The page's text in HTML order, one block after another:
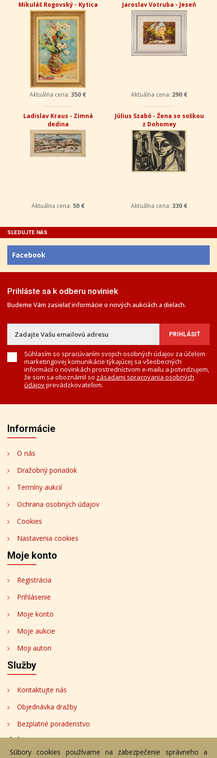
Jozef Ilečko - Krajina
Aktuálna cena: 150 €
Róbert Jiran - Basista
Aktuálna cena:1 090 €
Ivan Štubňa - Dve holubičky
Aktuálna cena: 190 €
Vasiľ Vovčok - Mesto
Aktuálna cena: 500 €
SLEDUJTE NÁS
Facebook
Prihláste sa k odberu noviniek
Budeme Vám zasielať informácie o nových aukciách a dielach.
Súhlasím so spracúvaním svojich osobných údajov za účelom
marketingovej komunikácie týkajúcej sa všeobecných
informácií o novinkách prostredníctvom e-mailu a potvrdzujem,
že som sa oboznámil so zásadami spracovania osobných
údajovprevádzkovateľom.
Informácie
O nás
Dražobný poriadok
Termíny aukcií
Ochrana osobných údajov
Cookies
Nastavenia cookies
Moje konto
Registrácia
Prihlásenie
Moje konto
Moje aukcie
Moji autori
Služby
Kontaktujte nás
Objednávka dražby
Bezplatné poradenstvo
Adresa
Súbory cookies používame na zabezpečenie správneho a